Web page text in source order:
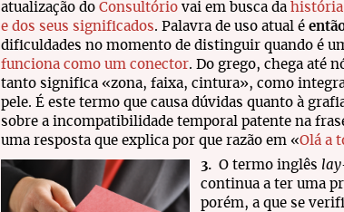
atualização do Consultório vai em busca da história
e dos seus significados. Palavra de uso atual é
dificuldades no momento de distinguir quando é
funciona como um conector. Do grego, chega até
tanto significa «zona, faixa, cintura», como
pele. É este termo que causa dúvidas quanto à
sobre a incompatibilidade temporal patente na
uma resposta que explica por que razão em «Olá a
3. O termo inglês
continua a ter uma
porém, a que se